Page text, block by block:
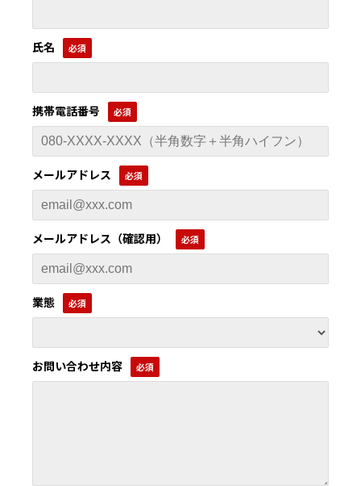
氏名
携帯電話番号
メールアドレス
メールアドレス（確認用）
業態
お問い合わせ内容